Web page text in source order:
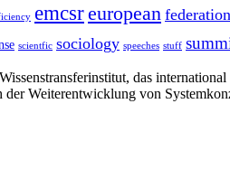
emcsreuropean federation
scientfic sociology speeches stuff
das
Weiterentwicklung von